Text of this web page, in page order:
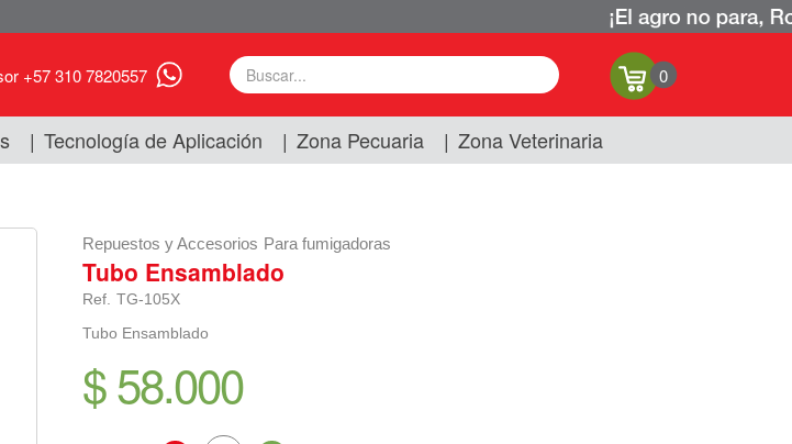
+57 310 7820557 0
| Tecnología de Aplicación | Zona Pecuaria | Zona Veterinaria
Repuestos y Accesorios Para fumigadoras
Tubo Ensamblado
Ref. TG-105X
Tubo Ensamblado
$ 58.000